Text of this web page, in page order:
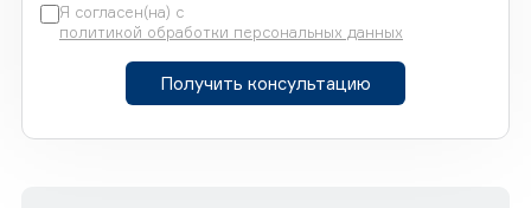
Я согласен(на) с
политикой обработки персональных данных
Получить консультацию